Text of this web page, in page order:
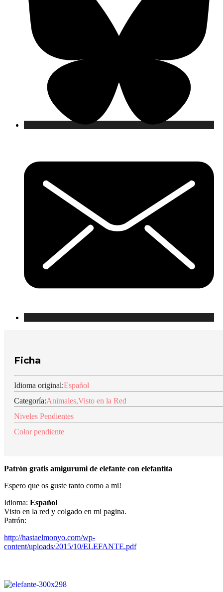
Ficha
Idioma original:Español
Categoría:Animales,Visto en la Red
Niveles Pendientes
Color pendiente
Patrón gratis amigurumi de elefante con elefantita
Espero que os guste tanto como a mi!
Idioma: Español
Visto en la red y colgado en mi pagina.
Patrón:
http://hastaelmonyo.com/wp-
content/uploads/2015/10/ELEFANTE.pdf